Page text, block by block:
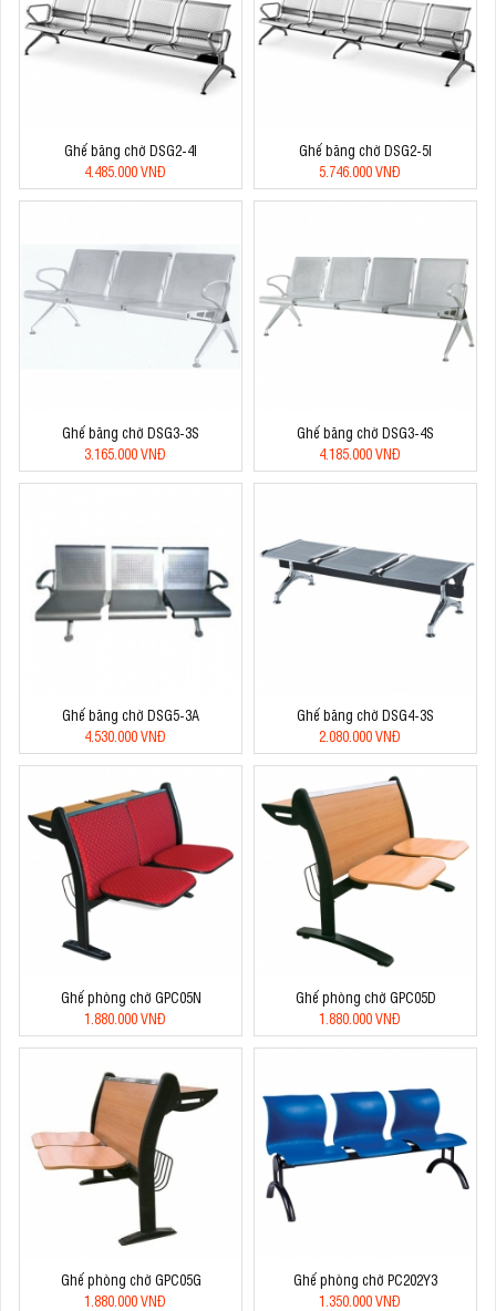
Ghế băng chờ DSG2-4I
4.485.000 VNĐ
Ghế băng chờ DSG2-5I
5.746.000 VNĐ
Ghế băng chờ DSG3-3S
3.165.000 VNĐ
Ghế băng chờ DSG3-4S
4.185.000 VNĐ
Ghế băng chờ DSG5-3A
4.530.000 VNĐ
Ghế băng chờ DSG4-3S
2.080.000 VNĐ
Ghế phòng chờ GPC05N
1.880.000 VNĐ
Ghế phòng chờ GPC05D
1.880.000 VNĐ
Ghế phòng chờ GPC05G
1.880.000 VNĐ
Ghế phòng chờ PC202Y3
1.350.000 VNĐ